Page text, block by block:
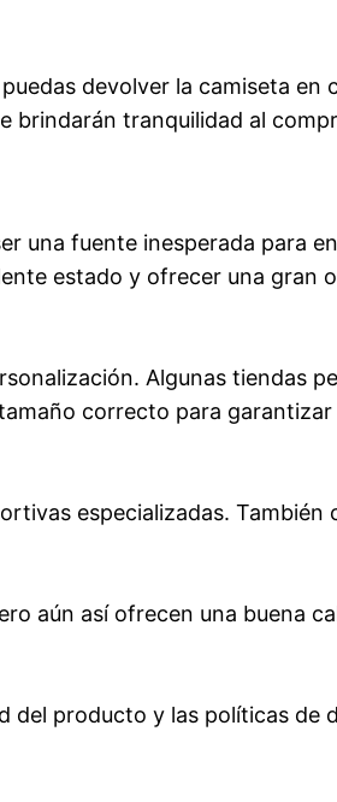
devolver la camiseta en
brindarán tranquilidad al
una fuente inesperada para
estado y ofrecer una gran
Algunas tiendas
correcto para
especializadas. También
aún así ofrecen una buena
del producto y las políticas de